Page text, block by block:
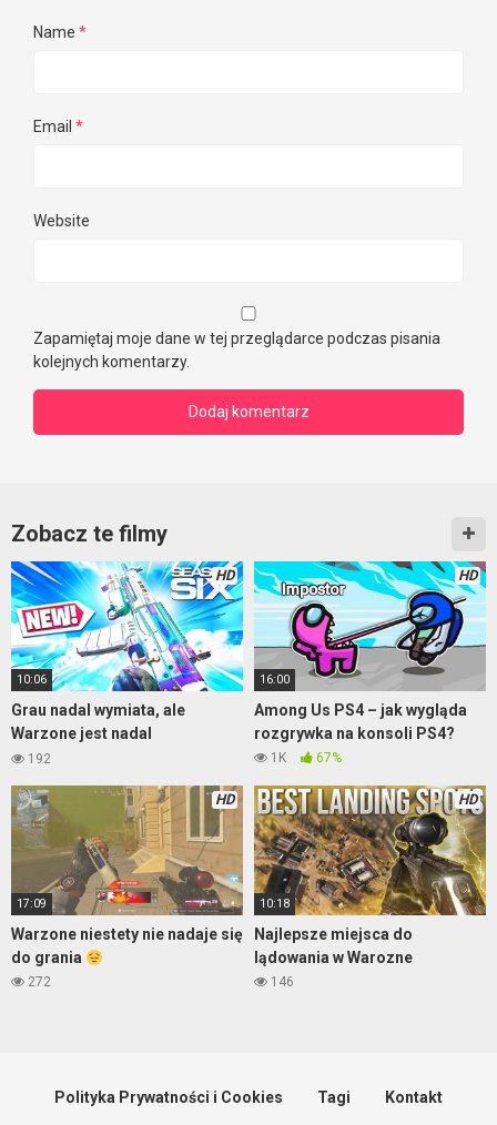
Name *
Email *
Website
Zapamiętaj moje dane w tej przeglądarce podczas pisania
kolejnych komentarzy.
Zobacz te filmy
HD
10:06
Grau nadal wymiata, ale
Warzone jest nadal
nieprzewidywalna
192
HD
16:00
Among Us PS4 – jak wygląda
rozgrywka na konsoli PS4?
1K 67%
HD
17:09
Warzone niestety nie nadaje się
do grania
272
HD
10:18
Najlepsze miejsca do
lądowania w Warozne
146
Polityka Prywatności i Cookies Tagi Kontakt